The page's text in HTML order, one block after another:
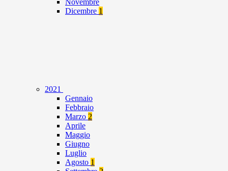
Novembre
Dicembre 1
2021
Gennaio
Febbraio
Marzo 2
Aprile
Maggio
Giugno
Luglio
Agosto 1